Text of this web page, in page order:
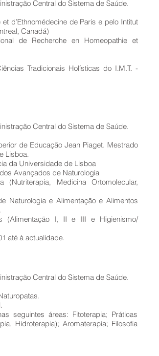
Central do Sistema de Saúde.
d’Ethnomédecine de Paris e pelo Intitut
Canadá)
de Recherche en Homeopathie et
Tradicionais Holísticas do I.M.T. -
Central do Sistema de Saúde.
de Educação Jean Piaget. Mestrado
Lisboa.
da Universidade de Lisboa
Avançados de Naturologia
Medicina Ortomolecular,
Naturologia e Alimentação e Alimentos
(Alimentação I, II e III e Higienismo/
até à actualidade.
Central do Sistema de Saúde.
seguintes áreas: Fitoterapia; Práticas
Hidroterapia); Aromaterapia; Filosofia